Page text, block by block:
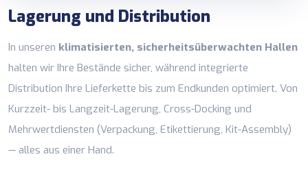
Lagerung und Distribution
In unseren klimatisierten, sicherheitsüberwachten Hallen
halten wir Ihre Bestände sicher, während integrierte
Distribution Ihre Lieferkette bis zum Endkunden optimiert. Von
Kurzzeit- bis Langzeit-Lagerung, Cross-Docking und
Mehrwertdiensten (Verpackung, Etikettierung, Kit-Assembly)
— alles aus einer Hand.